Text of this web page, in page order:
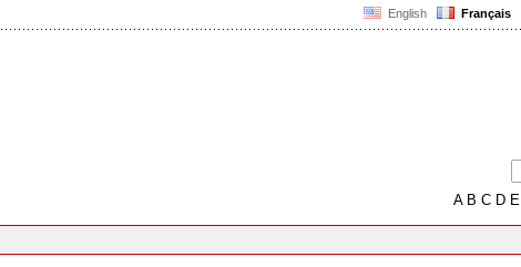
English Français
AB C D E